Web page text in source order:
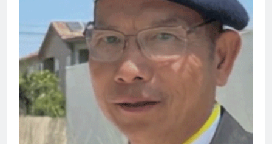
3 Years Ago
Ban Trị Sự Đa Hiệu nhiệm kỳ 2022-
2024
2 Years Ago
Anthony ‘s collections
2 Years Ago
Ngủ Đi Em!
2 Years Ago